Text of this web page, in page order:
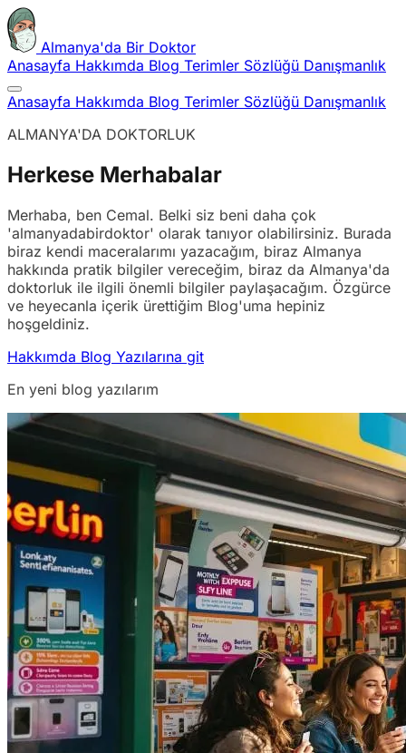
Almanya'da Bir Doktor
Anasayfa Hakkımda Blog Terimler Sözlüğü Danışmanlık
Anasayfa Hakkımda Blog Terimler Sözlüğü Danışmanlık
ALMANYA'DA DOKTORLUK
Herkese Merhabalar
Merhaba, ben Cemal. Belki siz beni daha çok
'almanyadabirdoktor' olarak tanıyor olabilirsiniz. Burada
biraz kendi maceralarımı yazacağım, biraz Almanya
hakkında pratik bilgiler vereceğim, biraz da Almanya'da
doktorluk ile ilgili önemli bilgiler paylaşacağım. Özgürce
ve heyecanla içerik ürettiğim Blog'uma hepiniz
hoşgeldiniz.
Hakkımda Blog Yazılarına git
En yeni blog yazılarım